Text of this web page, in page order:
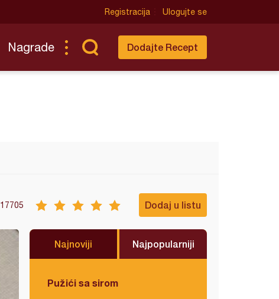
Registracija Ulogujte se
Nagrade Dodajte Recept
17705 Dodaj u listu
Najnoviji Najpopularniji
Pužići sa sirom